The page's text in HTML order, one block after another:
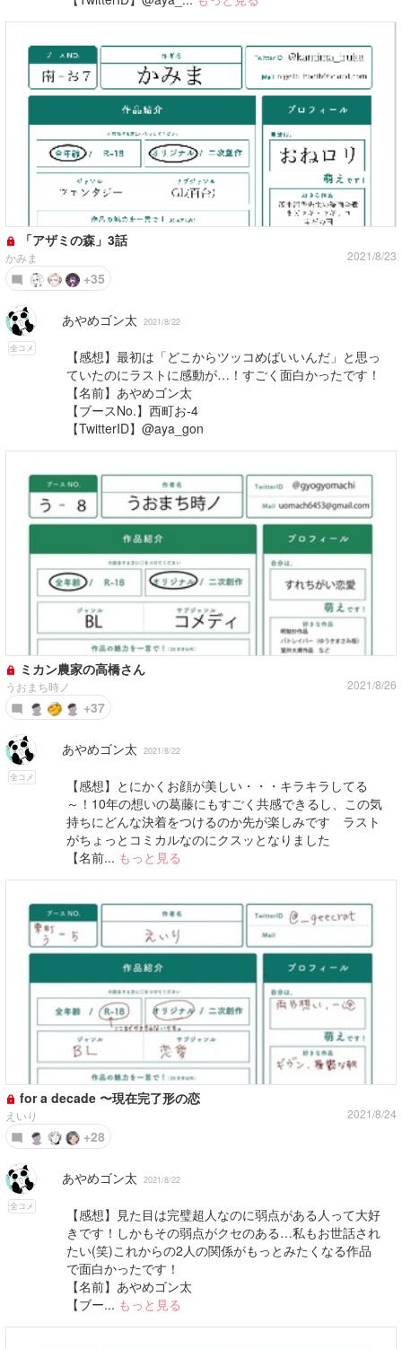
「アザミの森」3話
かみま 2021/8/23
+35
全コメ
あやめゴン太 2021/8/22
【感想】最初は「どこからツッコめばいいんだ」と思っ
ていたのにラストに感動が…！すごく面白かったです！
【名前】あやめゴン太
【ブースNo.】西町お-4
【TwitterID】@aya_gon
ミカン農家の高橋さん
うおまち時ノ 2021/8/26
+37
全コメ
あやめゴン太 2021/8/22
【感想】とにかくお顔が美しい・・・キラキラしてる
～！10年の想いの葛藤にもすごく共感できるし、この気
持ちにどんな決着をつけるのか先が楽しみです ラスト
がちょっとコミカルなのにクスッとなりました
【名前... もっと見る
for a decade 〜現在完了形の恋
えいり 2021/8/24
+28
全コメ
あやめゴン太 2021/8/22
【感想】見た目は完璧超人なのに弱点がある人って大好
きです！しかもその弱点がクセのある…私もお世話され
たい(笑)これからの2人の関係がもっとみたくなる作品
で面白かったです！
【名前】あやめゴン太
【ブー... もっと見る